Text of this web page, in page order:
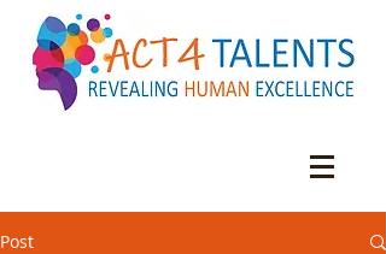
Post